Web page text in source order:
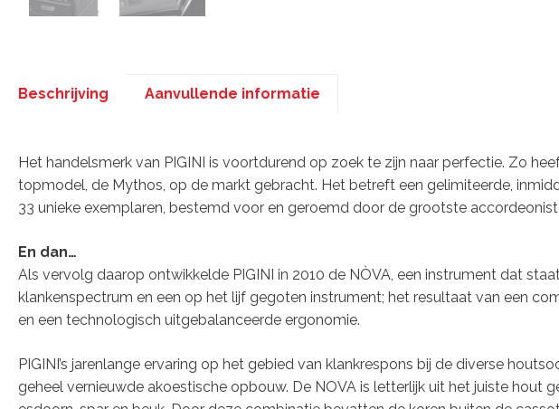
Beschrijving Aanvullende informatie
Het handelsmerk van PIGINI is voortdurend op zoek te zijn naar perfectie. Zo
topmodel, de Mythos, op de markt gebracht. Het betreft een gelimiteerde,
33 unieke exemplaren, bestemd voor en geroemd door de grootste
En dan…
Als vervolg daarop ontwikkelde PIGINI in 2010 de NÒVA, een instrument dat
klankenspectrum en een op het lijf gegoten instrument; het resultaat van een
en een technologisch uitgebalanceerde ergonomie.
PIGINI’s jarenlange ervaring op het gebied van klankrespons bij de diverse
geheel vernieuwde akoestische opbouw. De NOVA is letterlijk uit het juiste hout